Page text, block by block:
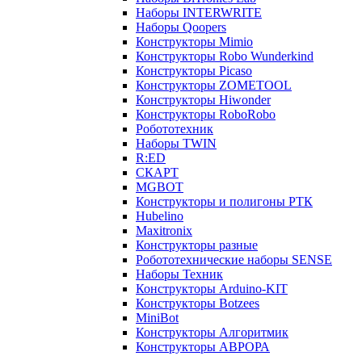
Наборы INTERWRITE
Наборы Qoopers
Конструкторы Mimio
Конструкторы Robo Wunderkind
Конструкторы Picaso
Конструкторы ZOMETOOL
Конструкторы Hiwonder
Конструкторы RoboRobo
Робототехник
Наборы TWIN
R:ED
СКАРТ
MGBOT
Конструкторы и полигоны РТК
Hubelino
Maxitronix
Конструкторы разные
Робототехнические наборы SENSE
Наборы Техник
Конструкторы Arduino-KIT
Конструкторы Botzees
MiniBot
Конструкторы Алгоритмик
Конструкторы АВРОРА